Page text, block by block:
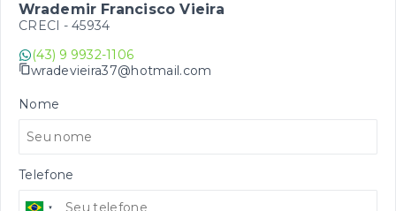
Wrademir Francisco Vieira
CRECI - 45934
(43) 9 9932-1106
wradevieira37@hotmail.com
Nome
Telefone